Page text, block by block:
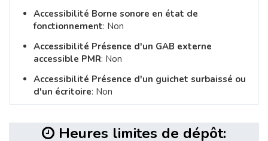
Accessibilité Borne sonore en état de
fonctionnement: Non
Accessibilité Présence d'un GAB externe
accessible PMR: Non
Accessibilité Présence d'un guichet surbaissé ou
d'un écritoire: Non
Heures limites de dépôt: